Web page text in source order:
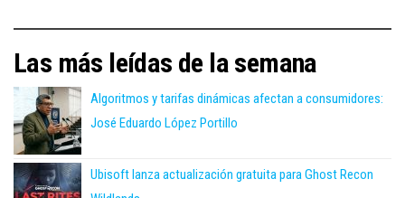
Las más leídas de la semana
Algoritmos y tarifas dinámicas afectan a consumidores:
José Eduardo López Portillo
Ubisoft lanza actualización gratuita para Ghost Recon